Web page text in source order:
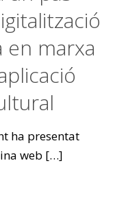
en marxa
ha presentat
web […]